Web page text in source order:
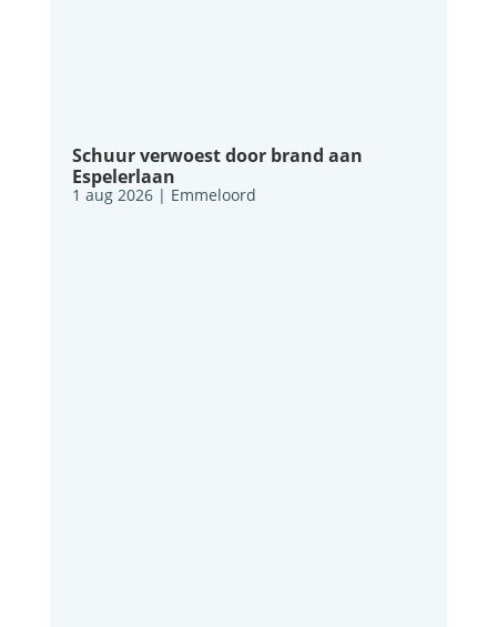
Schuur verwoest door brand aan
Espelerlaan
1 aug 2026| Emmeloord